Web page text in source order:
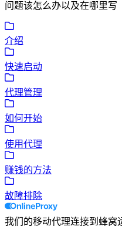
问题该怎么办以及在哪里写
介绍
快速启动
代理管理
如何开始
使用代理
赚钱的方法
故障排除
我们的移动代理连接到蜂窝